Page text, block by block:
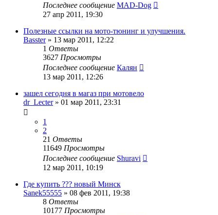
Последнее сообщение MAD-Dog
27 апр 2011, 19:30
Полезные ссылки на мото-тюнинг и улучшения.
Basster» 13 мар 2011, 12:22
1 Ответы
3627 Просмотры
Последнее сообщение Калян
13 мар 2011, 12:26
зашел сегодня в магаз при мотовело
dr_Lecter» 01 мар 2011, 23:31
1
2
21 Ответы
11649 Просмотры
Последнее сообщение Shuravi
12 мар 2011, 10:19
Где купить ??? новый Минск
Sanek55555 » 08 фев 2011, 19:38
8 Ответы
10177 Просмотры